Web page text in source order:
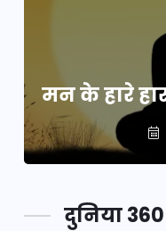
मन के हारे
दुनिया 360